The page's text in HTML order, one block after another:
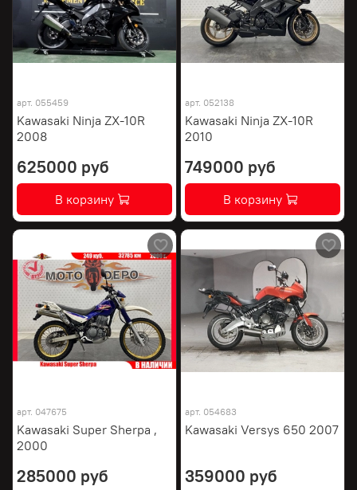
арт. 055459
Kawasaki Ninja ZX-10R
2008
625000 руб
В корзину
арт. 052138
Kawasaki Ninja ZX-10R
2010
749000 руб
В корзину
арт. 047675
Kawasaki Super Sherpa ,
2000
285000 руб
арт. 054683
Kawasaki Versys 650 2007
359000 руб